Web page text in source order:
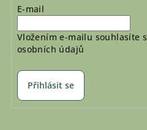
E-mail
Vložením e-mailu souhlasíte s
osobních údajů
Přihlásit se